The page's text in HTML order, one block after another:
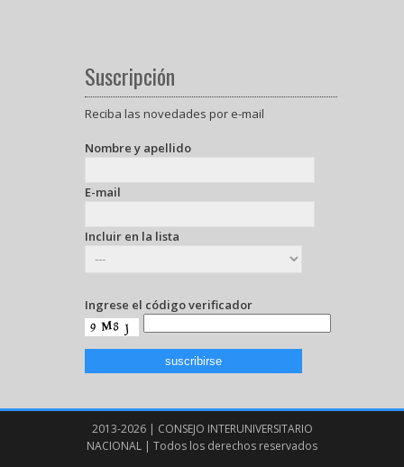
Suscripción
Reciba las novedades por e-mail
Nombre y apellido
E-mail
Incluir en la lista
Ingrese el código verificador
2013-2026 | CONSEJO INTERUNIVERSITARIO
NACIONAL | Todos los derechos reservados